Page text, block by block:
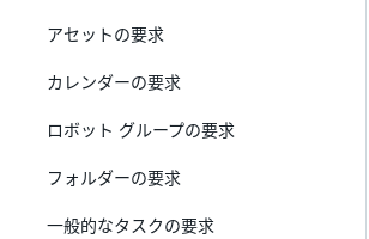
アセットの要求
カレンダーの要求
ロボット グループの要求
フォルダーの要求
一般的なタスクの要求